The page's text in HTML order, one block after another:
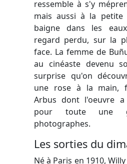
ressemble à s'y
mais aussi à la petite
baigne dans les
regard perdu, sur la
face. La femme de
au cinéaste devenu
surprise qu'on
une rose à la main,
Arbus dont l'oeuvre
pour toute une
photographes.
Les sorties du
Né à Paris en 1910,